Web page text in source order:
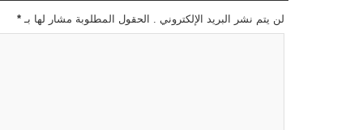
لن يتم نشر البريد الإلكتروني . الحقول المطلوبة مشار لها بـ *